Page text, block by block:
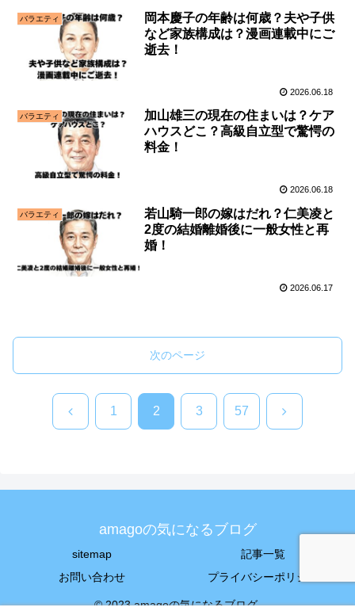
バラエティ
岡本慶子の年齢は何歳？夫や子供
など家族構成は？漫画連載中にご
逝去！
2026.06.18
バラエティ
加山雄三の現在の住まいは？ケア
ハウスどこ？高級自立型で驚愕の
料金！
2026.06.18
バラエティ
若山騎一郎の嫁はだれ？仁美凌と
2度の結婚離婚後に一般女性と再
婚！
2026.06.17
次のページ
前 1 2 3 57 次
amagoの気になるブログ
sitemap
記事一覧
お問い合わせ
プライバシーポリシー
© 2023 amagoの気になるブログ.